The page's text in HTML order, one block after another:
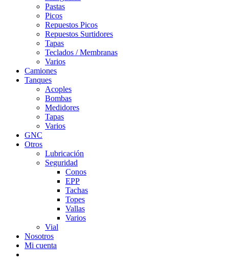
Pastas
Picos
Repuestos Picos
Repuestos Surtidores
Tapas
Teclados / Membranas
Varios
Camiones
Tanques
Acoples
Bombas
Medidores
Tapas
Varios
GNC
Otros
Lubricación
Seguridad
Conos
EPP
Tachas
Topes
Vallas
Varios
Vial
Nosotros
Mi cuenta